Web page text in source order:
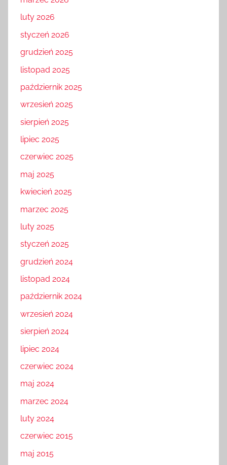
luty 2026
styczeń 2026
grudzień 2025
listopad 2025
październik 2025
wrzesień 2025
sierpień 2025
lipiec 2025
czerwiec 2025
maj 2025
kwiecień 2025
marzec 2025
luty 2025
styczeń 2025
grudzień 2024
listopad 2024
październik 2024
wrzesień 2024
sierpień 2024
lipiec 2024
czerwiec 2024
maj 2024
marzec 2024
luty 2024
czerwiec 2015
maj 2015